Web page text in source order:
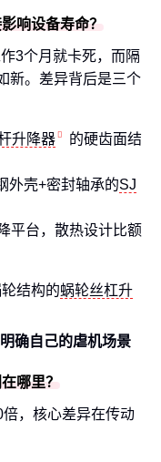
响设备寿命？
3个月就卡死，而隔
新。差异背后是三个
升降器
的硬齿面结
外壳+密封轴承的SJ
平台，散热设计比额
结构的蜗轮丝杠升
确自己的虐机场景
哪里？
，核心差异在传动